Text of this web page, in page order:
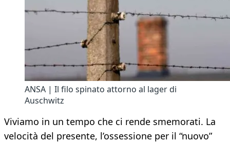
ANSA | Il filo spinato attorno al lager di
Auschwitz
Viviamo in un tempo che ci rende smemorati. La
velocità del presente, l’ossessione per il “nuovo”